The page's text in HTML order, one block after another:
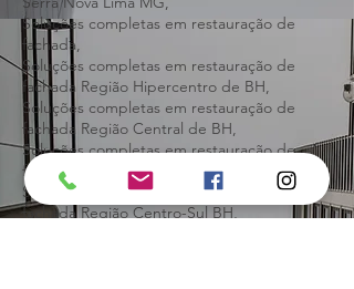
Restauração de Fachada Região Vila da
Serra Nova Lima MG,
Soluções completas em restauração de
fachada,
Soluções completas em restauração de
fachada Região Hipercentro de BH,
Soluções completas em restauração de
fachada Região Central de BH,
Soluções completas em restauração de
fachada Região Barreiro BH,